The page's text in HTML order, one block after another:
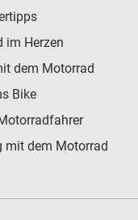
im Herzen
dem Motorrad
Bike
mit dem Motorrad